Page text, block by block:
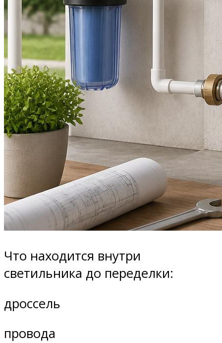
Что находится внутри
светильника до переделки:
дроссель
провода